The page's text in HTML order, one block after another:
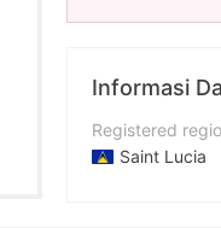
Informasi
Registered
Saint Lucia